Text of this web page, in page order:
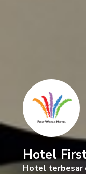
Hotel
Hotel terbesar